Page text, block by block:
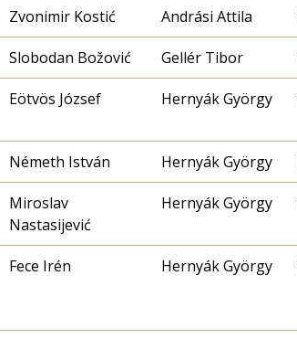
Zvonimir Kostić Andrási Attila
Slobodan Božović Gellér Tibor
Eötvös József Hernyák György
Németh István Hernyák György
Miroslav
Nastasijević
Hernyák György
Fece Irén Hernyák György